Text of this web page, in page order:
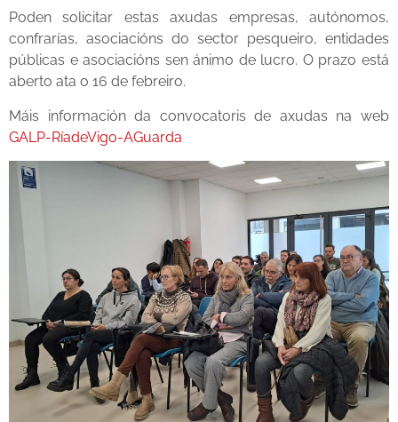
Poden solicitar estas axudas empresas, autónomos,
confrarías, asociacións do sector pesqueiro, entidades
públicas e asociacións sen ánimo de lucro. O prazo está
aberto ata o 16 de febreiro.
Máis información da convocatoris de axudas na web
GALP-RíadeVigo-AGuarda